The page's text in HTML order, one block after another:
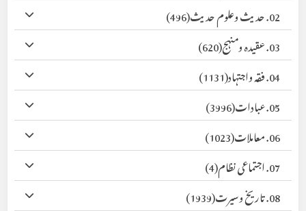
02. حدیث وعلوم حدیث
(496)
03. عقیدہ ومنہج
(620)
04. فقہ واجتہاد
(1131)
05. عبادات
(3996)
06. معاملات
(1023)
07. اجتماعی نظام
(4)
08. تاریخ وسیرت
(1939)